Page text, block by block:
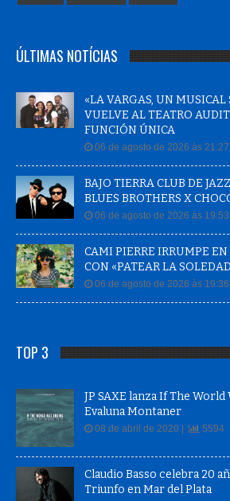
ÚLTIMAS NOTÍCIAS
«LA VARGAS, UN MUSICAL
VUELVE AL TEATRO
FUNCIÓN ÚNICA
06 de agosto de 2026 às
BAJO TIERRA CLUB DE
BLUES BROTHERS X
06 de agosto de 2026 às
CAMI PIERRE IRRUMPE
CON «PATEAR LA
06 de agosto de 2026 às
TOP 3
JP SAXE lanza If The World
Evaluna Montaner
08 de abril de 2020 | 5594
Claudio Basso celebra 20
Triunfo en Mar del Plata